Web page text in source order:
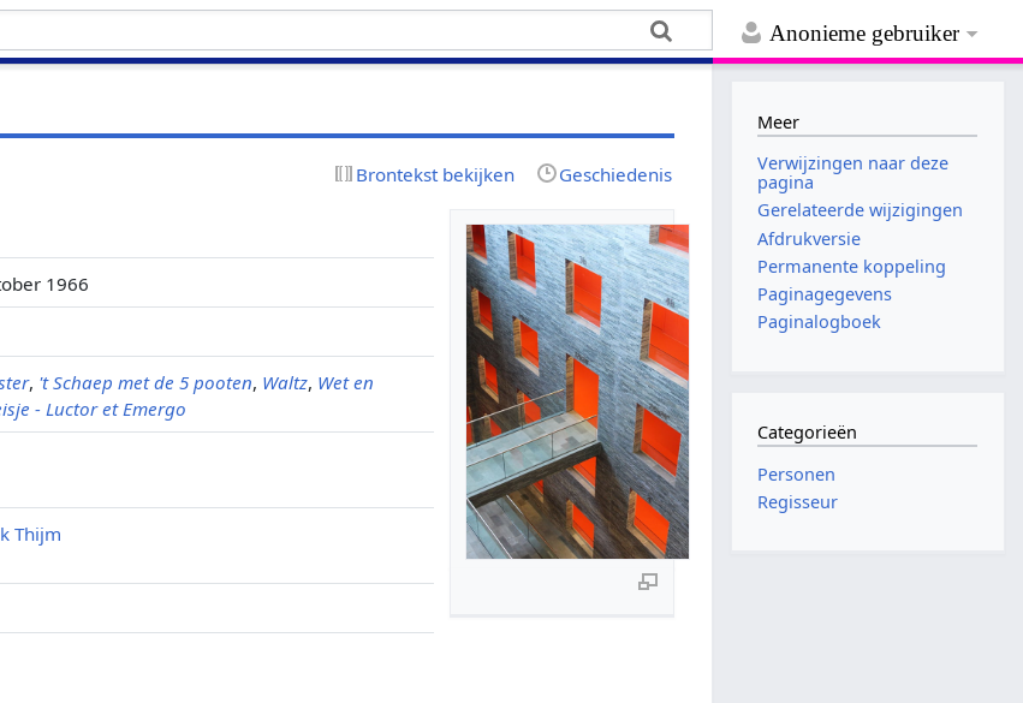
Anonieme gebruiker
Brontekst bekijken Geschiedenis
1966
, 't Schaep met de 5 pooten, Waltz, Wet en
- Luctor et Emergo
Thijm
Meer
Verwijzingen naar deze
pagina
Gerelateerde wijzigingen
Afdrukversie
Permanente koppeling
Paginagegevens
Paginalogboek
Categorieën
Personen
Regisseur